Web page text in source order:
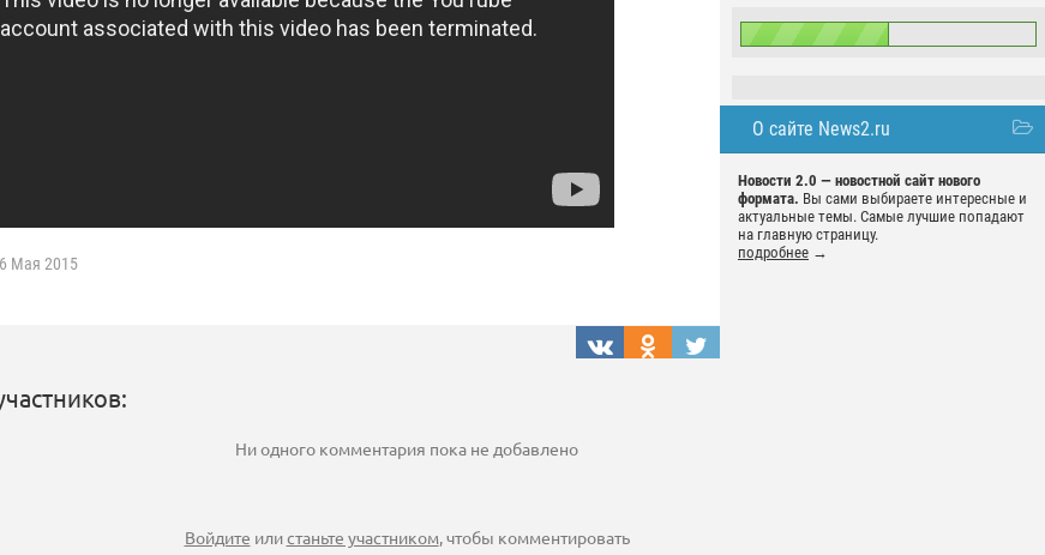
О сайте News2.ru
Новости 2.0 — новостной сайт нового
формата. Вы сами выбираете интересные и
актуальные темы. Самые лучшие попадают
на главную страницу.
подробнее →
6 Мая 2015
Ни одного комментария пока не добавлено
Войдите илистаньте участником, чтобы комментировать